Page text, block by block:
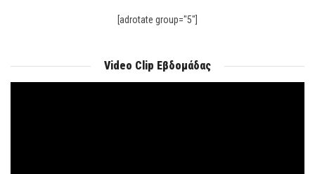
[adrotate group="5"]
Video Clip Εβδομάδας